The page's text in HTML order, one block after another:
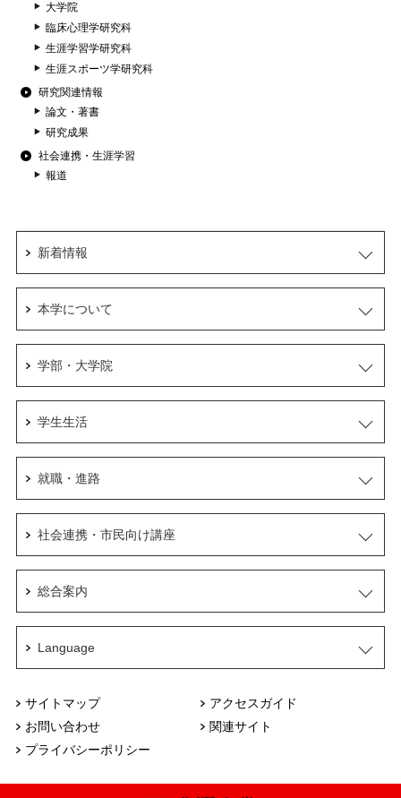
大学院
臨床心理学研究科
生涯学習学研究科
生涯スポーツ学研究科
研究関連情報
論文・著書
研究成果
社会連携・生涯学習
報道
サイトマップ
アクセスガイド
お問い合わせ
関連サイト
プライバシーポリシー
新着情報
本学について
学部・大学院
学生生活
就職・進路
社会連携・市民向け講座
総合案内
Language